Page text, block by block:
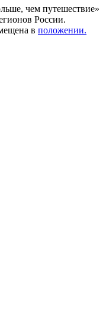
чем путешествие»
России.
в положении.